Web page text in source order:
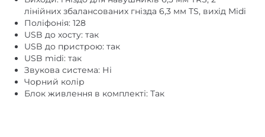
USB до хосту: так
USB до пристрою: так
USB midi: так
Звукова система: Ні
Чорний колір
Блок живлення в комплекті: Так